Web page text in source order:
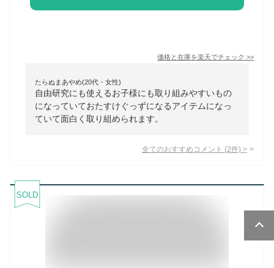
価格と在庫を楽天でチェック >>
たらぬまあやめ(20代・女性)
自由研究にも使えるお子様にも取り組みやすいもの
になっていておたすけぐっずになるアイテムになっ
ていて面白く取り組められます。
全てのおすすめコメント (2件) >
SOLD